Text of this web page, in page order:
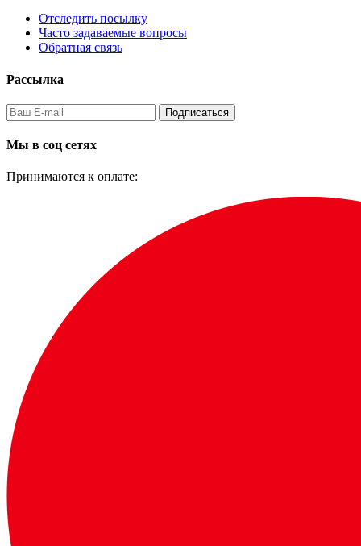
Отследить посылку
Часто задаваемые вопросы
Обратная связь
Рассылка
Подписаться
Мы в соц сетях
Принимаются к оплате: